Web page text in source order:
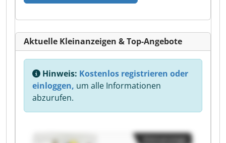
Aktuelle Kleinanzeigen & Top-Angebote
Hinweis: Kostenlos registrieren oder
einloggen, um alle Informationen
abzurufen.